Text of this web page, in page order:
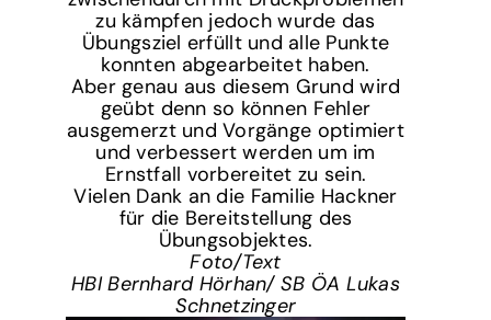
zu kämpfen jedoch wurde das
Übungsziel erfüllt und alle Punkte
konnten abgearbeitet haben.
Aber genau aus diesem Grund wird
geübt denn so können Fehler
ausgemerzt und Vorgänge optimiert
und verbessert werden um im
Ernstfall vorbereitet zu sein.
Vielen Dank an die Familie Hackner
für die Bereitstellung des
Übungsobjektes.
Foto/Text
HBI Bernhard Hörhan/ SB ÖA Lukas
Schnetzinger